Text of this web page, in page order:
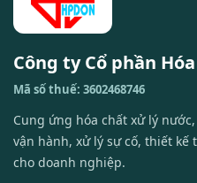
Công ty Cổ phần
Mã số thuế: 3602468746
Cung ứng hóa chất xử lý
vận hành, xử lý sự cố, thiết
cho doanh nghiệp.